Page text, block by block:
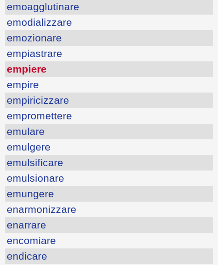
emoagglutinare
emodializzare
emozionare
empiastrare
empiere
empire
empiricizzare
empromettere
emulare
emulgere
emulsificare
emulsionare
emungere
enarmonizzare
enarrare
encomiare
endicare